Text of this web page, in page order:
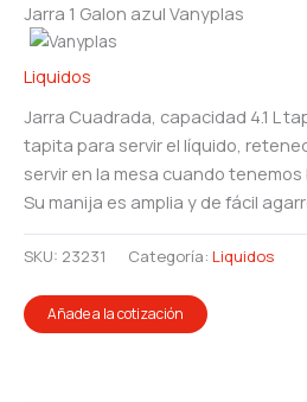
Jarra 1 Galon azul Vanyplas
Liquidos
Jarra Cuadrada, capacidad 4.1 L
tapita para servir el líquido,
servir en la mesa cuando
Su manija es amplia y de fácil
SKU: 23231 Categoría: Liquidos
Añade a la cotización